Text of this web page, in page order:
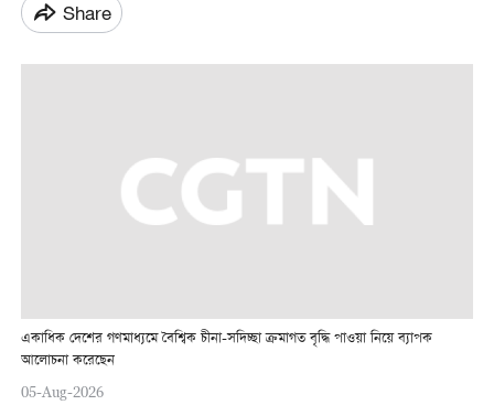
Share
একাধিক দেশের গণমাধ্যমে বৈশ্বিক চীনা-সদিচ্ছা ক্রমাগত বৃদ্ধি পাওয়া নিয়ে ব্যাপক
আলোচনা করেছেন
05-Aug-2026